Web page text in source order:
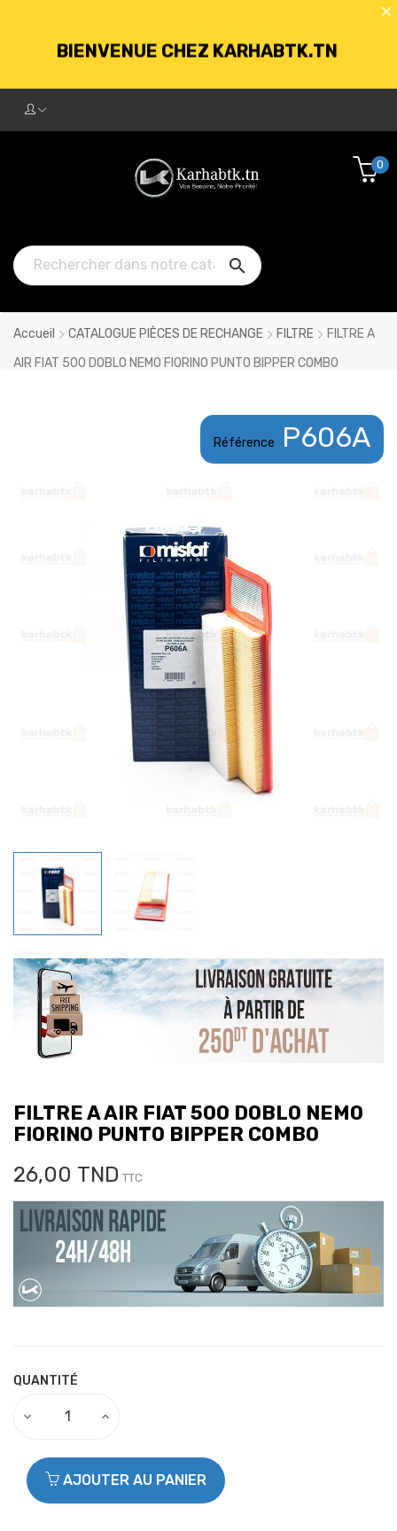
BIENVENUE CHEZ KARHABTK.TN
250DT D'ACHATS

0
Accueil CATALOGUE PIÈCES DE RECHANGE FILTRE
FILTRE A
AIR FIAT 500 DOBLO NEMO FIORINO PUNTO BIPPER COMBO
Référence P606A
FILTRE A AIR FIAT 500 DOBLO NEMO
FIORINO PUNTO BIPPER COMBO
26,00 TND TTC
QUANTITÉ
AJOUTER AU PANIER